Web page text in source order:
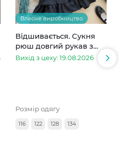
Власне виробництво
Відшивається. Сукня
рюш довгий рукав з
мереживом чорна
Вихід з цеху: 19.08.2026
Розмір одягу
116 122 128 134